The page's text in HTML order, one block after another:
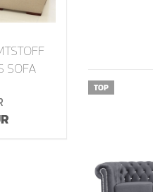
TOP
SOFA